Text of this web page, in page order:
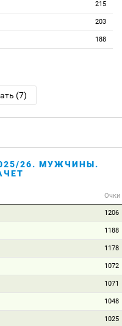
215
203
188
(7)
26. МУЖЧИНЫ.
Очки
1206
1188
1178
1072
1071
1048
1025